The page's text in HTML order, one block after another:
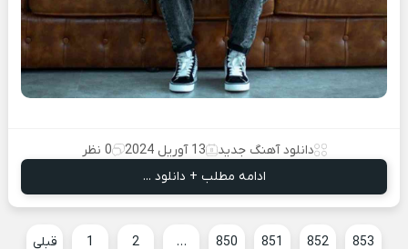
دانلود آهنگ جدید 13 آوریل 2024
0 نظر
ادامه مطلب + دانلود ...
قبلی 1 2 … 850 851 852 853